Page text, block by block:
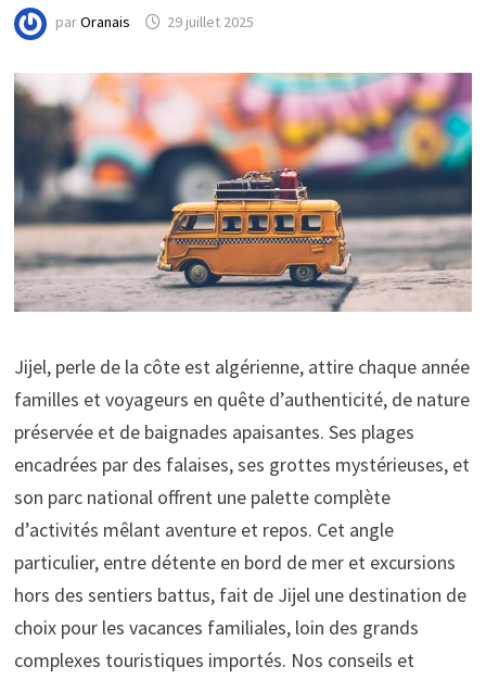
parOranais 29 juillet 2025
Jijel, perle de la côte est algérienne, attire chaque année
familles et voyageurs en quête d’authenticité, de nature
préservée et de baignades apaisantes. Ses plages
encadrées par des falaises, ses grottes mystérieuses, et
son parc national offrent une palette complète
d’activités mêlant aventure et repos. Cet angle
particulier, entre détente en bord de mer et excursions
hors des sentiers battus, fait de Jijel une destination de
choix pour les vacances familiales, loin des grands
complexes touristiques importés. Nos conseils et